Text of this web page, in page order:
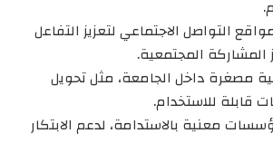
التواصل الاجتماعي لتعزيز التفاعل
المجتمعية.
مصغرة داخل الجامعة، مثل تحويل
قابلة للاستخدام.
معنية بالاستدامة، لدعم الابتكار